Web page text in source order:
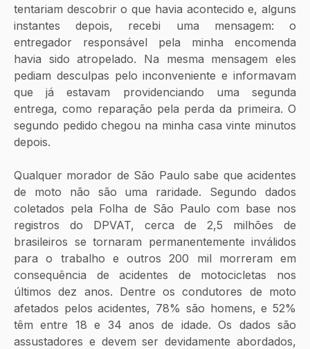
tentariam descobrir o que havia acontecido e, alguns
instantes depois, recebi uma mensagem: o
entregador responsável pela minha encomenda
havia sido atropelado. Na mesma mensagem eles
pediam desculpas pelo inconveniente e informavam
que já estavam providenciando uma segunda
entrega, como reparação pela perda da primeira. O
segundo pedido chegou na minha casa vinte minutos
depois.
Qualquer morador de São Paulo sabe que acidentes
de moto não são uma raridade. Segundo dados
coletados pela Folha de São Paulo com base nos
registros do DPVAT, cerca de 2,5 milhões de
brasileiros se tornaram permanentemente inválidos
para o trabalho e outros 200 mil morreram em
consequência de acidentes de motocicletas nos
últimos dez anos. Dentre os condutores de moto
afetados pelos acidentes, 78% são homens, e 52%
têm entre 18 e 34 anos de idade. Os dados são
assustadores e devem ser devidamente abordados,